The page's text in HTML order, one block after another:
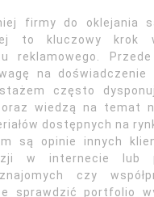
firmy do oklejania
to kluczowy krok
reklamowego.
na doświadczenie
często
wiedzą na temat
dostępnych na
są opinie innych
w internecie lub
czy
sprawdzić portfolio